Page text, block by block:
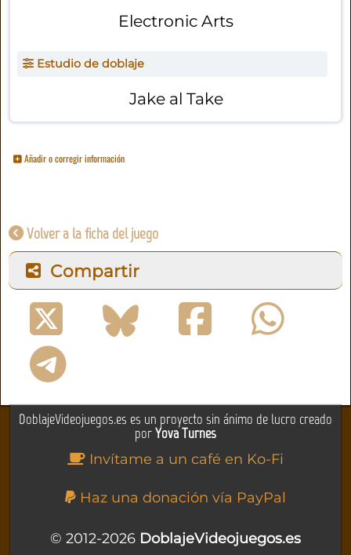
Electronic Arts
Estudio de doblaje
Jake al Take
Añadir o corregir información
Volver a la ficha del juego
Compartir
DoblajeVideojuegos.es es un proyecto sin ánimo de lucro creado
porYova Turnes
Invítame a un café en Ko-Fi
Haz una donación vía PayPal
© 2012-2026 DoblajeVideojuegos.es